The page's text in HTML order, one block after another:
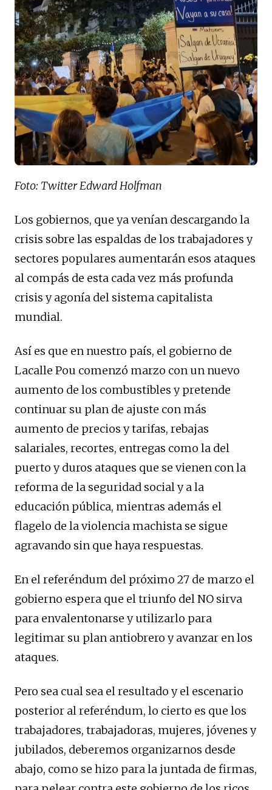
Foto: Twitter Edward Holfman
Los gobiernos, que ya venían descargando la
crisis sobre las espaldas de los trabajadores y
sectores populares aumentarán esos ataques
al compás de esta cada vez más profunda
crisis y agonía del sistema capitalista
mundial.
Así es que en nuestro país, el gobierno de
Lacalle Pou comenzó marzo con un nuevo
aumento de los combustibles y pretende
continuar su plan de ajuste con más
aumento de precios y tarifas, rebajas
salariales, recortes, entregas como la del
puerto y duros ataques que se vienen con la
reforma de la seguridad social y a la
educación pública, mientras además el
flagelo de la violencia machista se sigue
agravando sin que haya respuestas.
En el referéndum del próximo 27 de marzo el
gobierno espera que el triunfo del NO sirva
para envalentonarse y utilizarlo para
legitimar su plan antiobrero y avanzar en los
ataques.
Pero sea cual sea el resultado y el escenario
posterior al referéndum, lo cierto es que los
trabajadores, trabajadoras, mujeres, jóvenes y
jubilados, deberemos organizarnos desde
abajo, como se hizo para la juntada de firmas,